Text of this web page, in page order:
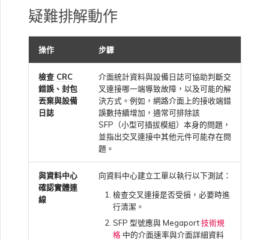
限制與配額
SAP
Cloud
MCR 私有雲端互聯
終止 MCR
Fortinet FortiGate
Peplink FusionHub
鎖定 Megaport 服務
Megaport 授權書
VXC、Megaport Internet 和
IX 計費
客戶註冊與入駐
建立 MCR
使用 API 建立 MCR VXC
從 MCR 建立至 Azure 的
從 MVE 建立至 AWS 的 VXC
從 MVE 建立至 Azure 的
疑難排解動作
操作 步驟
檢查 CRC
錯誤、封包
丟棄與設備
日誌
介面統計資料與設備日誌可協助判斷交
叉連接哪一端導致故障，以及可能的解
決方式。例如，網路介面上的接收端錯
誤數持續增加，通常可排除該
SFP（小型可插拔模組）本身的問題，
並指出交叉連接中其他元件可能存在問
題。
與資料中心
確認實體連
線
向資料中心建立工單以執行以下測試：
檢查交叉連接是否受損，必要時進
行清潔。
SFP 型號應與 Megaport技術規
格 中的介面速率與介面詳細資料